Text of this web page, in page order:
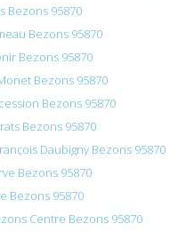
Bezons 95870
Bezons 95870
Bezons 95870
Bezons 95870
Bezons 95870
Bezons 95870
Daubigny Bezons 95870
Bezons 95870
Bezons 95870
Centre Bezons 95870